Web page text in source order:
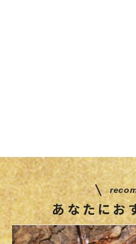
あなたにお